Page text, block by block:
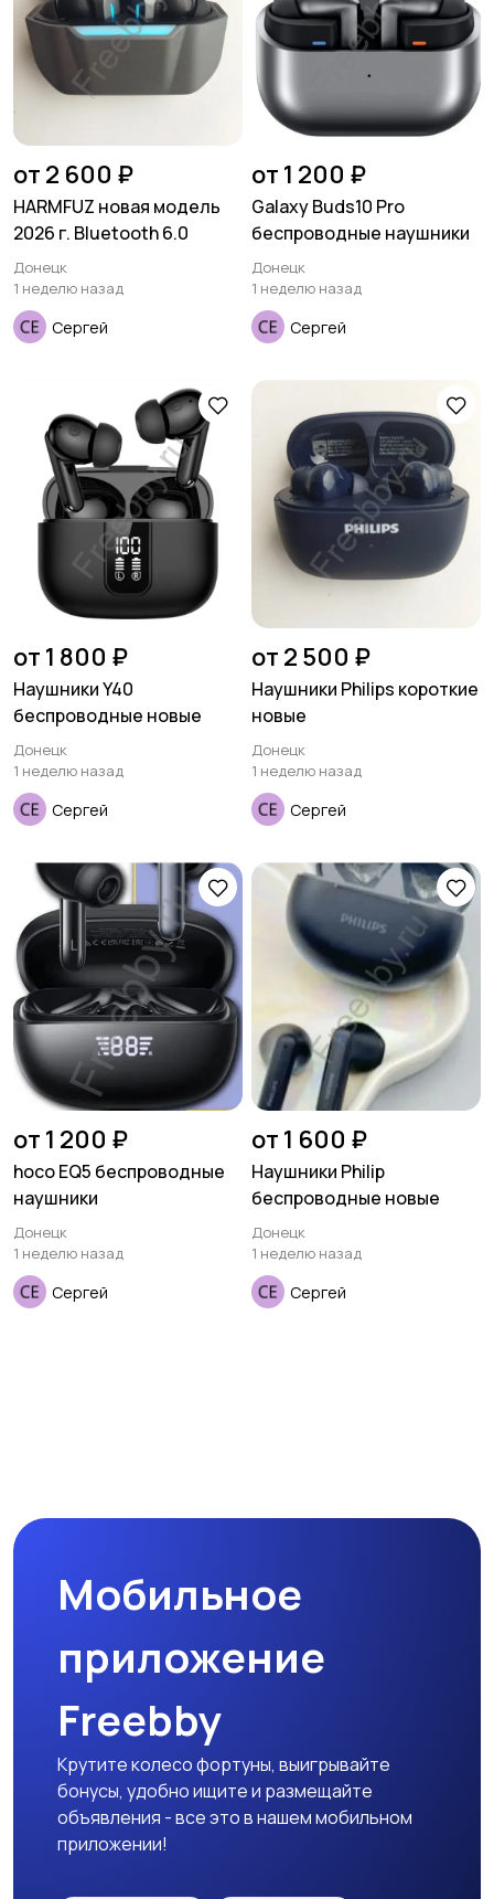
Аксессуары
от 2 600 ₽
HARMFUZ новая модель
2026 г. Bluetooth 6.0
Донецк
1 неделю назад
Сергей
от 1 200 ₽
Galaxy Buds10 Pro
беспроводные наушники
Донецк
1 неделю назад
Сергей
от 1 800 ₽
Наушники Y40
беспроводные новые
Донецк
1 неделю назад
Сергей
от 2 500 ₽
Наушники Philips короткие
новые
Донецк
1 неделю назад
Сергей
от 1 200 ₽
hoco EQ5 беспроводные
наушники
Донецк
1 неделю назад
Сергей
от 1 600 ₽
Наушники Philip
беспроводные новые
Донецк
1 неделю назад
Сергей
Мобильное
приложение
Freebby
Крутите колесо фортуны, выигрывайте
бонусы, удобно ищите и размещайте
объявления - все это в нашем мобильном
приложении!